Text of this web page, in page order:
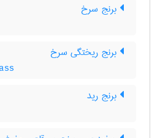
برنج سرخ
برنج ریختگی سرخ
برنج رید